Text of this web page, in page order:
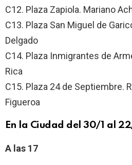
C12. Plaza Zapiola. Mariano
C13. Plaza San Miguel de
Delgado
C14. Plaza Inmigrantes de
Rica
C15. Plaza 24 de Septiembre.
Figueroa
En la Ciudad del 30/1 al
A las 17